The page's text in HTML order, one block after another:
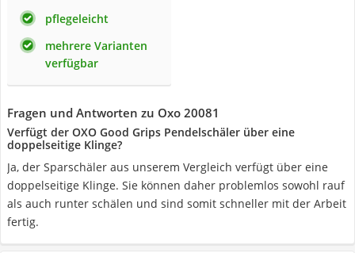
pflegeleicht
mehrere Varianten
verfügbar
Fragen und Antworten zu Oxo 20081
Verfügt der OXO Good Grips Pendelschäler über eine
doppelseitige Klinge?
Ja, der Sparschäler aus unserem Vergleich verfügt über eine
doppelseitige Klinge. Sie können daher problemlos sowohl rauf
als auch runter schälen und sind somit schneller mit der Arbeit
fertig.